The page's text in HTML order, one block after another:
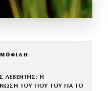
ΛΕΒΕΝΤΗΣ: Η
ΤΟΥ ΓΙΟΥ ΤΟΥ ΓΙΑ ΤΟ